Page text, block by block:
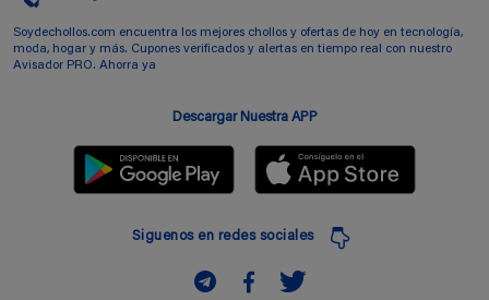
Soydechollos.com encuentra los mejores chollos y ofertas de hoy en tecnología,
moda, hogar y más. Cupones verificados y alertas en tiempo real con nuestro
Avisador PRO. Ahorra ya
Descargar Nuestra APP
Siguenos en redes sociales